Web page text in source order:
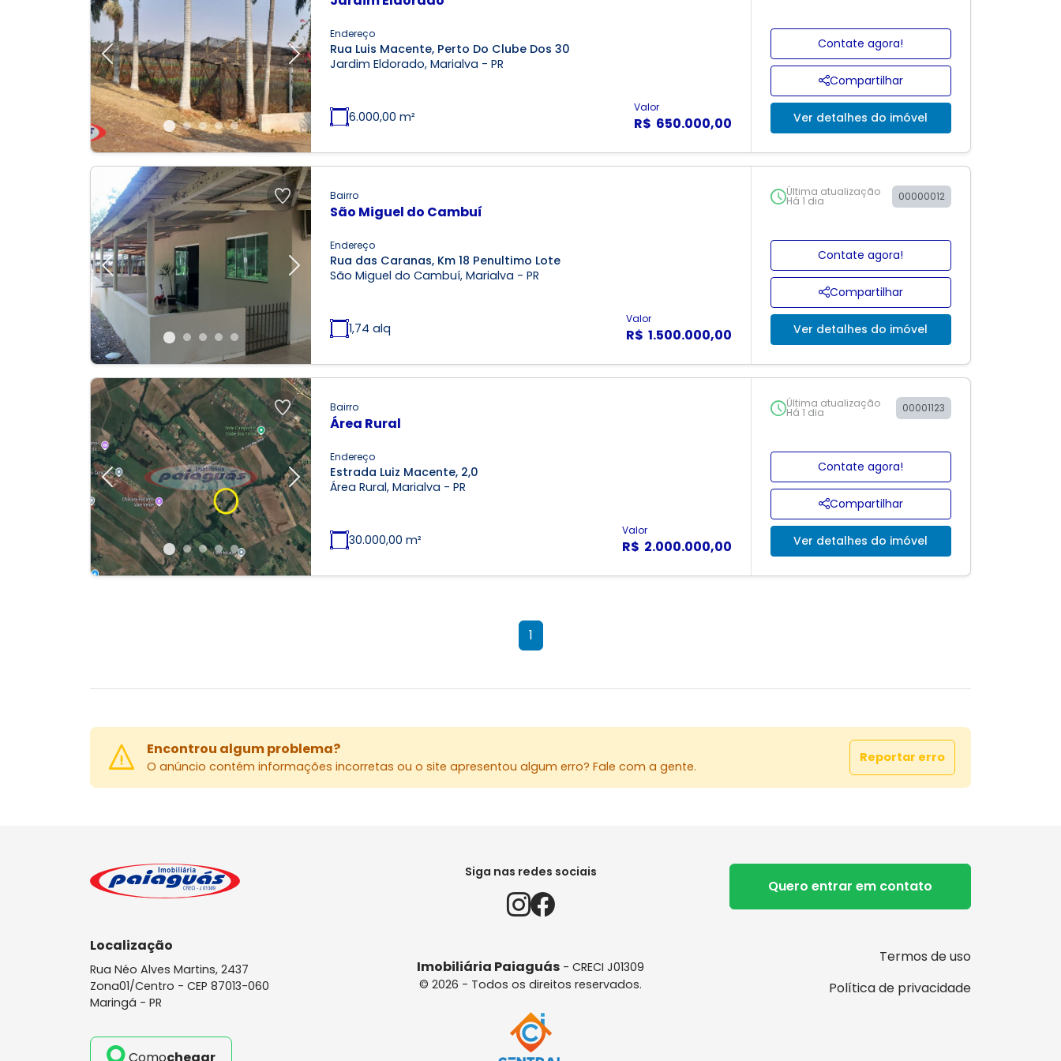
Previous Next
Endereço
Rua Luis Macente, Perto Do Clube Dos 30
Jardim Eldorado, Marialva - PR
6.000,00 m²
Valor
R$ 650.000,00
Contate agora!
Compartilhar
Ver detalhes do imóvel
Previous Next
Bairro
São Miguel do Cambuí
Endereço
Rua das Caranas, Km 18 Penultimo Lote
São Miguel do Cambuí, Marialva - PR
1,74 alq
Valor
R$ 1.500.000,00
Última atualização
Há 1 dia 00000012
Contate agora!
Compartilhar
Ver detalhes do imóvel
Previous Next
Bairro
Área Rural
Endereço
Estrada Luiz Macente, 2,0
Área Rural, Marialva - PR
30.000,00 m²
Valor
R$ 2.000.000,00
Última atualização
Há 1 dia 00001123
Contate agora!
Compartilhar
Ver detalhes do imóvel
1
Encontrou algum problema?
O anúncio contém informações incorretas ou o site apresentou algum erro? Fale com a gente.
Reportar erro
Localização
Rua Néo Alves Martins, 2437
Zona01/Centro - CEP 87013-060
Maringá - PR
Comochegar
Siga nas redes sociais
Imobiliária Paiaguás - CRECI J01309
© 2026 - Todos os direitos reservados.
Quero entrar em contato
Termos de uso
Política de privacidade